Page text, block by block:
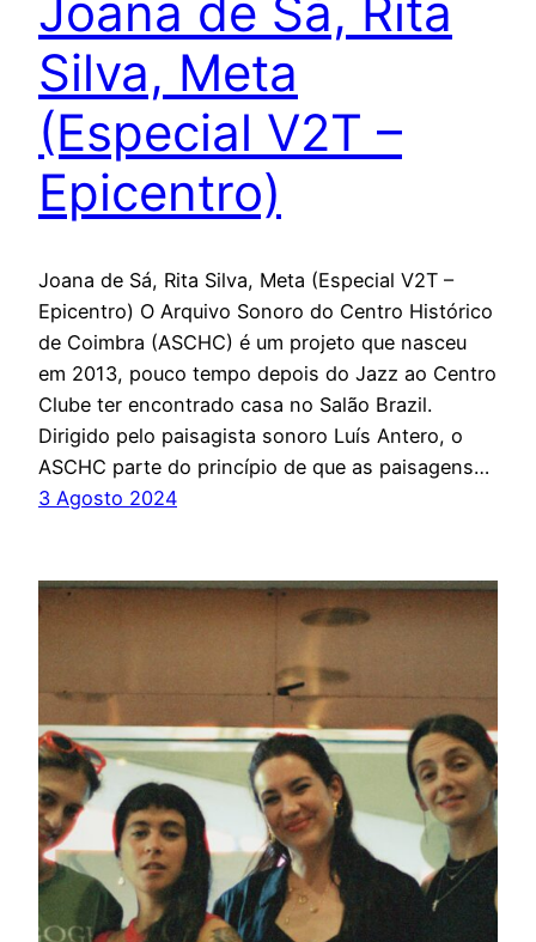
Joana de Sá, Rita
Silva, Meta
(Especial V2T –
Epicentro)
Joana de Sá, Rita Silva, Meta (Especial V2T –
Epicentro) O Arquivo Sonoro do Centro Histórico
de Coimbra (ASCHC) é um projeto que nasceu
em 2013, pouco tempo depois do Jazz ao Centro
Clube ter encontrado casa no Salão Brazil.
Dirigido pelo paisagista sonoro Luís Antero, o
ASCHC parte do princípio de que as paisagens…
3 Agosto 2024